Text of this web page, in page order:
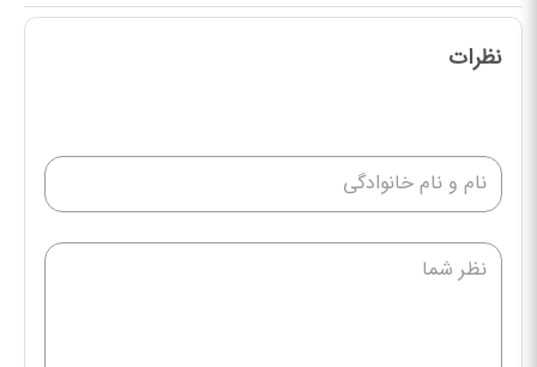
نظرات